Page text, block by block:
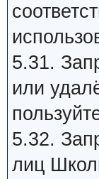
5.31.
или
5.32.
лиц